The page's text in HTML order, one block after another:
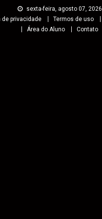
sexta-feira, agosto 07, 2026
de privacidade
Termos de uso
Área do Aluno
Contato